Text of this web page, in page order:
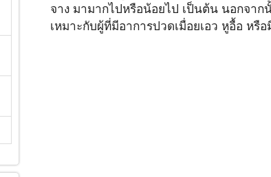
จาง มามากไปหรือน้อยไป เป็นต้น นอกจา
เหมาะกับผู้ที่มีอาการปวดเมื่อยเอว หูอื้อ หรือ